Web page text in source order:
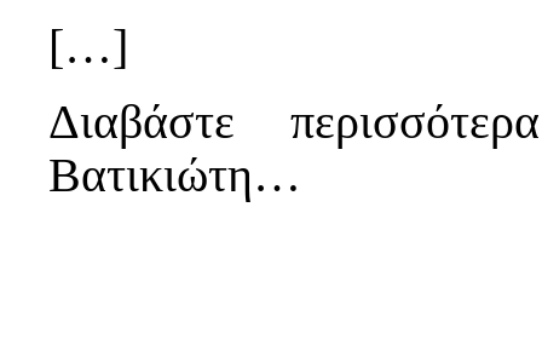
[…]
Διαβάστε
Βατικιώτη…